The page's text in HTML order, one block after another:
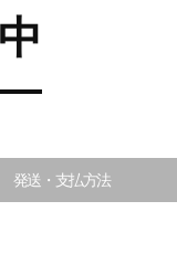
発送・支払方法